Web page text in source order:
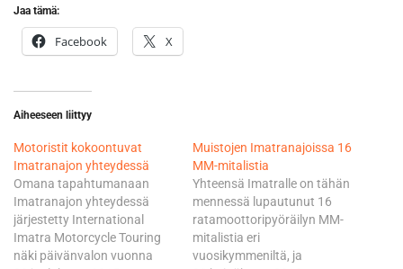
Jaa tämä:
Facebook X
Aiheeseen liittyy
Motoristit kokoontuvat
Imatranajon yhteydessä
Omana tapahtumanaan
Imatranajon yhteydessä
järjestetty International
Imatra Motorcycle Touring
näki päivänvalon vuonna
Muistojen Imatranajoissa 16
MM-mitalistia
Yhteensä Imatralle on tähän
mennessä lupautunut 16
ratamoottoripyöräilyn MM-
mitalistia eri
vuosikymmeniltä, ja